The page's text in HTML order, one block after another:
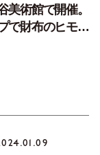
美術館で開催。
で財布のヒモ崩